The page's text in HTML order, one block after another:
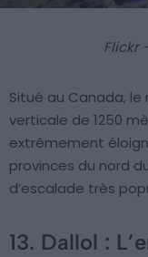
Flickr
Situé au Canada,
verticale de 1250
extrêmement
provinces du nord
d’escalade très
13. Dallol :